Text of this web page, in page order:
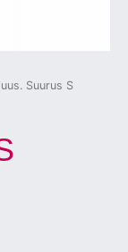
Suurus S